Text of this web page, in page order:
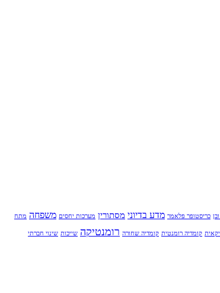
כריסטופר פלאמר מדע בדיוני מסתורין מערכות יחסים משפחה מתח
קומדיה רומנטית קומדיה שחורה רומנטיקה שייכות שינוי חברתי